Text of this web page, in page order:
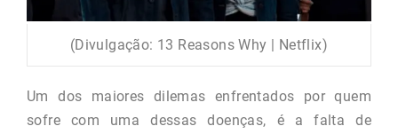
(Divulgação: 13 Reasons Why | Netflix)
Um dos maiores dilemas enfrentados por quem
sofre com uma dessas doenças, é a falta de